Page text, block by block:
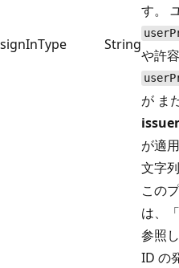
signInType String
す。
や許
が ま
が適
文字
この
は、
参照
ID の